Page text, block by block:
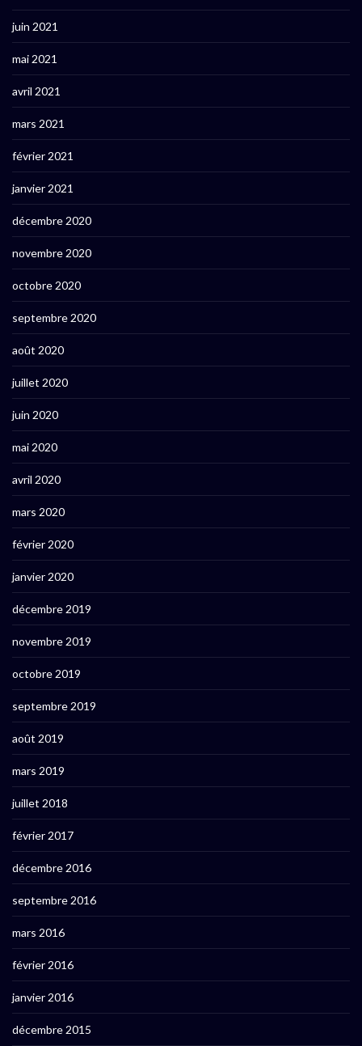
juin 2021
mai 2021
avril 2021
mars 2021
février 2021
janvier 2021
décembre 2020
novembre 2020
octobre 2020
septembre 2020
août 2020
juillet 2020
juin 2020
mai 2020
avril 2020
mars 2020
février 2020
janvier 2020
décembre 2019
novembre 2019
octobre 2019
septembre 2019
août 2019
mars 2019
juillet 2018
février 2017
décembre 2016
septembre 2016
mars 2016
février 2016
janvier 2016
décembre 2015